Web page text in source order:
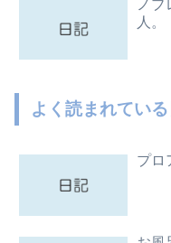
ノ
人。
よく読まれてい
プロ